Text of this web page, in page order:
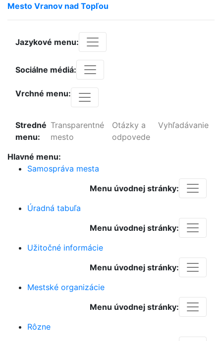
Mesto Vranov nad Topľou
Jazykové menu:
Sociálne médiá:
Vrchné menu:
Stredné
menu:
Transparentné
mesto
Otázky a
odpovede
Vyhľadávanie
Hlavné menu:
Samospráva mesta
Menu úvodnej stránky:
Úradná tabuľa
Menu úvodnej stránky:
Užitočné informácie
Menu úvodnej stránky:
Mestské organizácie
Menu úvodnej stránky:
Rôzne